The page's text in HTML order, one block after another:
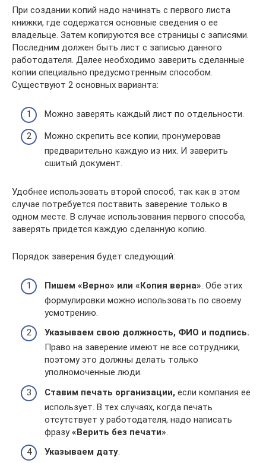
При создании копий надо начинать с первого листа
книжки, где содержатся основные сведения о ее
владельце. Затем копируются все страницы с записями.
Последним должен быть лист с записью данного
работодателя. Далее необходимо заверить сделанные
копии специально предусмотренным способом.
Существуют 2 основных варианта:
Можно заверять каждый лист по отдельности.
Можно скрепить все копии, пронумеровав
предварительно каждую из них. И заверить
сшитый документ.
Удобнее использовать второй способ, так как в этом
случае потребуется поставить заверение только в
одном месте. В случае использования первого способа,
заверять придется каждую сделанную копию.
Порядок заверения будет следующий:
Пишем «Верно» или «Копия верна» . Обе этих
формулировки можно использовать по своему
усмотрению.
Указываем свою должность, ФИО и подпись.
Право на заверение имеют не все сотрудники,
поэтому это должны делать только
уполномоченные люди.
Ставим печать организации, если компания ее
использует. В тех случаях, когда печать
отсутствует у работодателя, надо написать
фразу«Верить без печати»
Указываем дату.